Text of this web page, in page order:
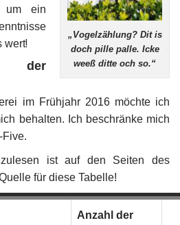
„Vogelzählung? Dit is
doch pille palle. Icke
weeß ditte och so.“
um ein
wert!
der
im Frühjahr 2016 möchte ich
behalten. Ich beschränke mich
Five.
ist auf den Seiten des
für diese Tabelle!
Anzahl der